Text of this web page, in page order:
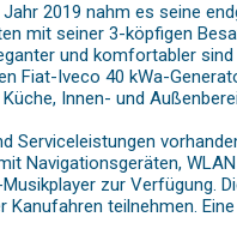
2019 nahm es seine
mit seiner 3-köpfigen
und komfortabler
Fiat-Iveco 40 kWa-
Innen- und
Serviceleistungen
Navigationsgeräten,
zur Verfügung.
teilnehmen.